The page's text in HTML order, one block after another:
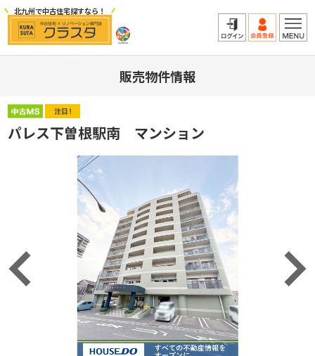
北九州で中古住宅探すなら！
販売物件情報
パレス下曽根駅南 マンション